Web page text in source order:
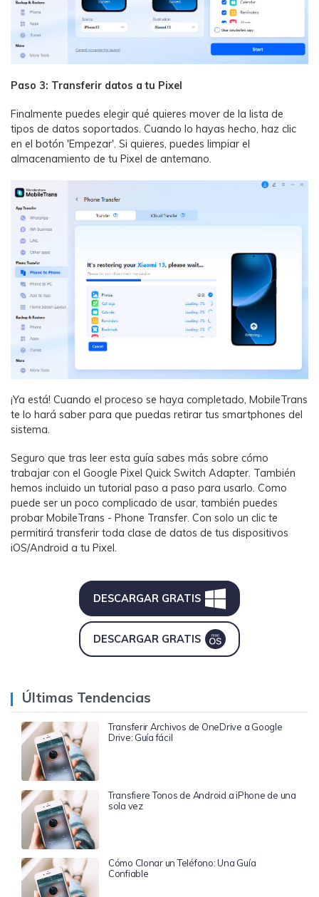
Paso 3: Transferir datos a tu Pixel
Finalmente puedes elegir qué quieres mover de la lista de
tipos de datos soportados. Cuando lo hayas hecho, haz clic
en el botón 'Empezar'. Si quieres, puedes limpiar el
almacenamiento de tu Pixel de antemano.
¡Ya está! Cuando el proceso se haya completado, MobileTrans
te lo hará saber para que puedas retirar tus smartphones del
sistema.
Seguro que tras leer esta guía sabes más sobre cómo
trabajar con el Google Pixel Quick Switch Adapter. También
hemos incluido un tutorial paso a paso para usarlo. Como
puede ser un poco complicado de usar, también puedes
probar MobileTrans - Phone Transfer. Con solo un clic te
permitirá transferir toda clase de datos de tus dispositivos
iOS/Android a tu Pixel.
DESCARGAR GRATIS
DESCARGAR GRATIS
Últimas Tendencias
Transferir Archivos de OneDrive a Google
Drive: Guía fácil
Transfiere Tonos de Android a iPhone de una
sola vez
Cómo Clonar un Teléfono: Una Guía
Confiable